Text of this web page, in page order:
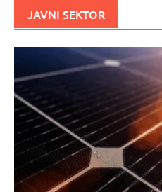
JAVNI SEKTOR